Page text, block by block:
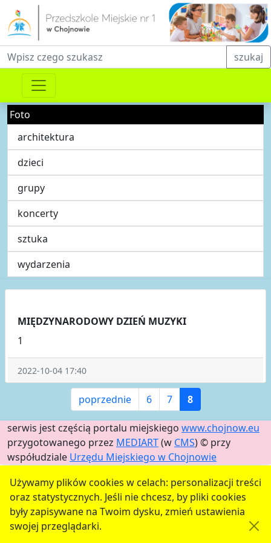
Używamy plików cookies w celach: personalizacji treści
oraz statystycznych. Jeśli nie chcesz, by pliki cookies
były zapisywane na Twoim dysku, zmień ustawienia
swojej przeglądarki.
Fraza do wyszukiwania szukaj
Foto
architektura
dzieci
grupy
koncerty
sztuka
wydarzenia
MIĘDZYNARODOWY DZIEŃ MUZYKI
1
2022-10-04 17:40
poprzednie 6 7 8
serwis jest częścią portalu miejskiego www.chojnow.eu
przygotowanego przez MEDIART(w CMS) © przy
współudziale Urzędu Miejskiego w Chojnowie